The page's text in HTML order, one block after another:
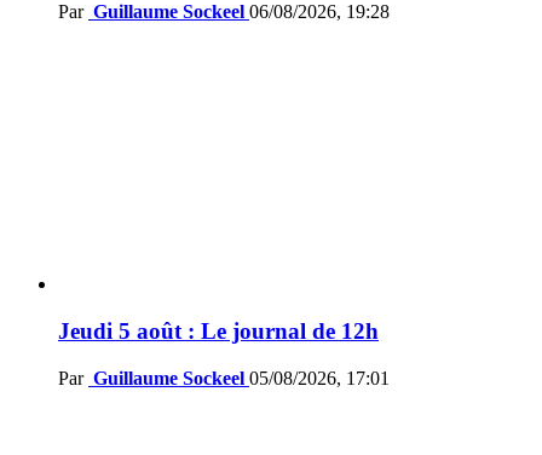
Par Guillaume Sockeel 06/08/2026, 19:28
Jeudi 5 août : Le journal de 12h
Par Guillaume Sockeel 05/08/2026, 17:01